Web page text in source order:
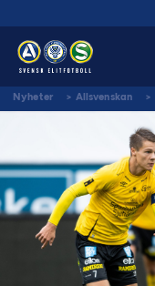
Nyheter > Allsvenskan >